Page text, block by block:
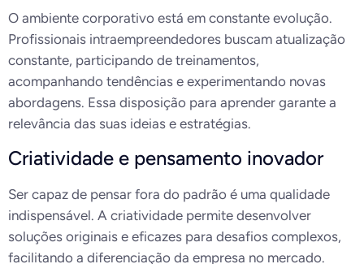
O ambiente corporativo está em constante evolução.
Profissionais intraempreendedores buscam atualização
constante, participando de treinamentos,
acompanhando tendências e experimentando novas
abordagens. Essa disposição para aprender garante a
relevância das suas ideias e estratégias.
Criatividade e pensamento inovador
Ser capaz de pensar fora do padrão é uma qualidade
indispensável. A criatividade permite desenvolver
soluções originais e eficazes para desafios complexos,
facilitando a diferenciação da empresa no mercado.